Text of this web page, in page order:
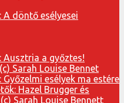
A döntő esélyesei
Ausztria a győztes!
esélyek ma estére